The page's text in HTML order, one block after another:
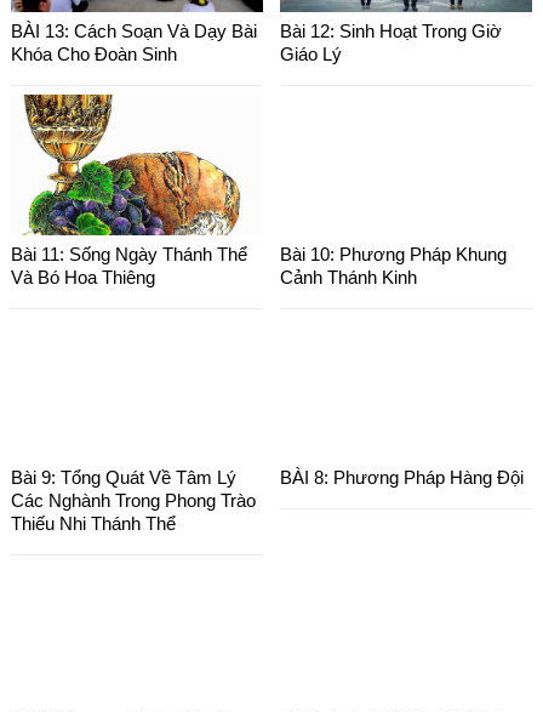
BÀI 13: Cách Soạn Và Dạy Bài
Khóa Cho Đoàn Sinh
Bài 12: Sinh Hoạt Trong Giờ
Giáo Lý
Bài 11: Sống Ngày Thánh Thể
Và Bó Hoa Thiêng
Bài 10: Phương Pháp Khung
Cảnh Thánh Kinh
Bài 9: Tổng Quát Về Tâm Lý
Các Nghành Trong Phong Trào
Thiếu Nhi Thánh Thể
BÀI 8: Phương Pháp Hàng Đội